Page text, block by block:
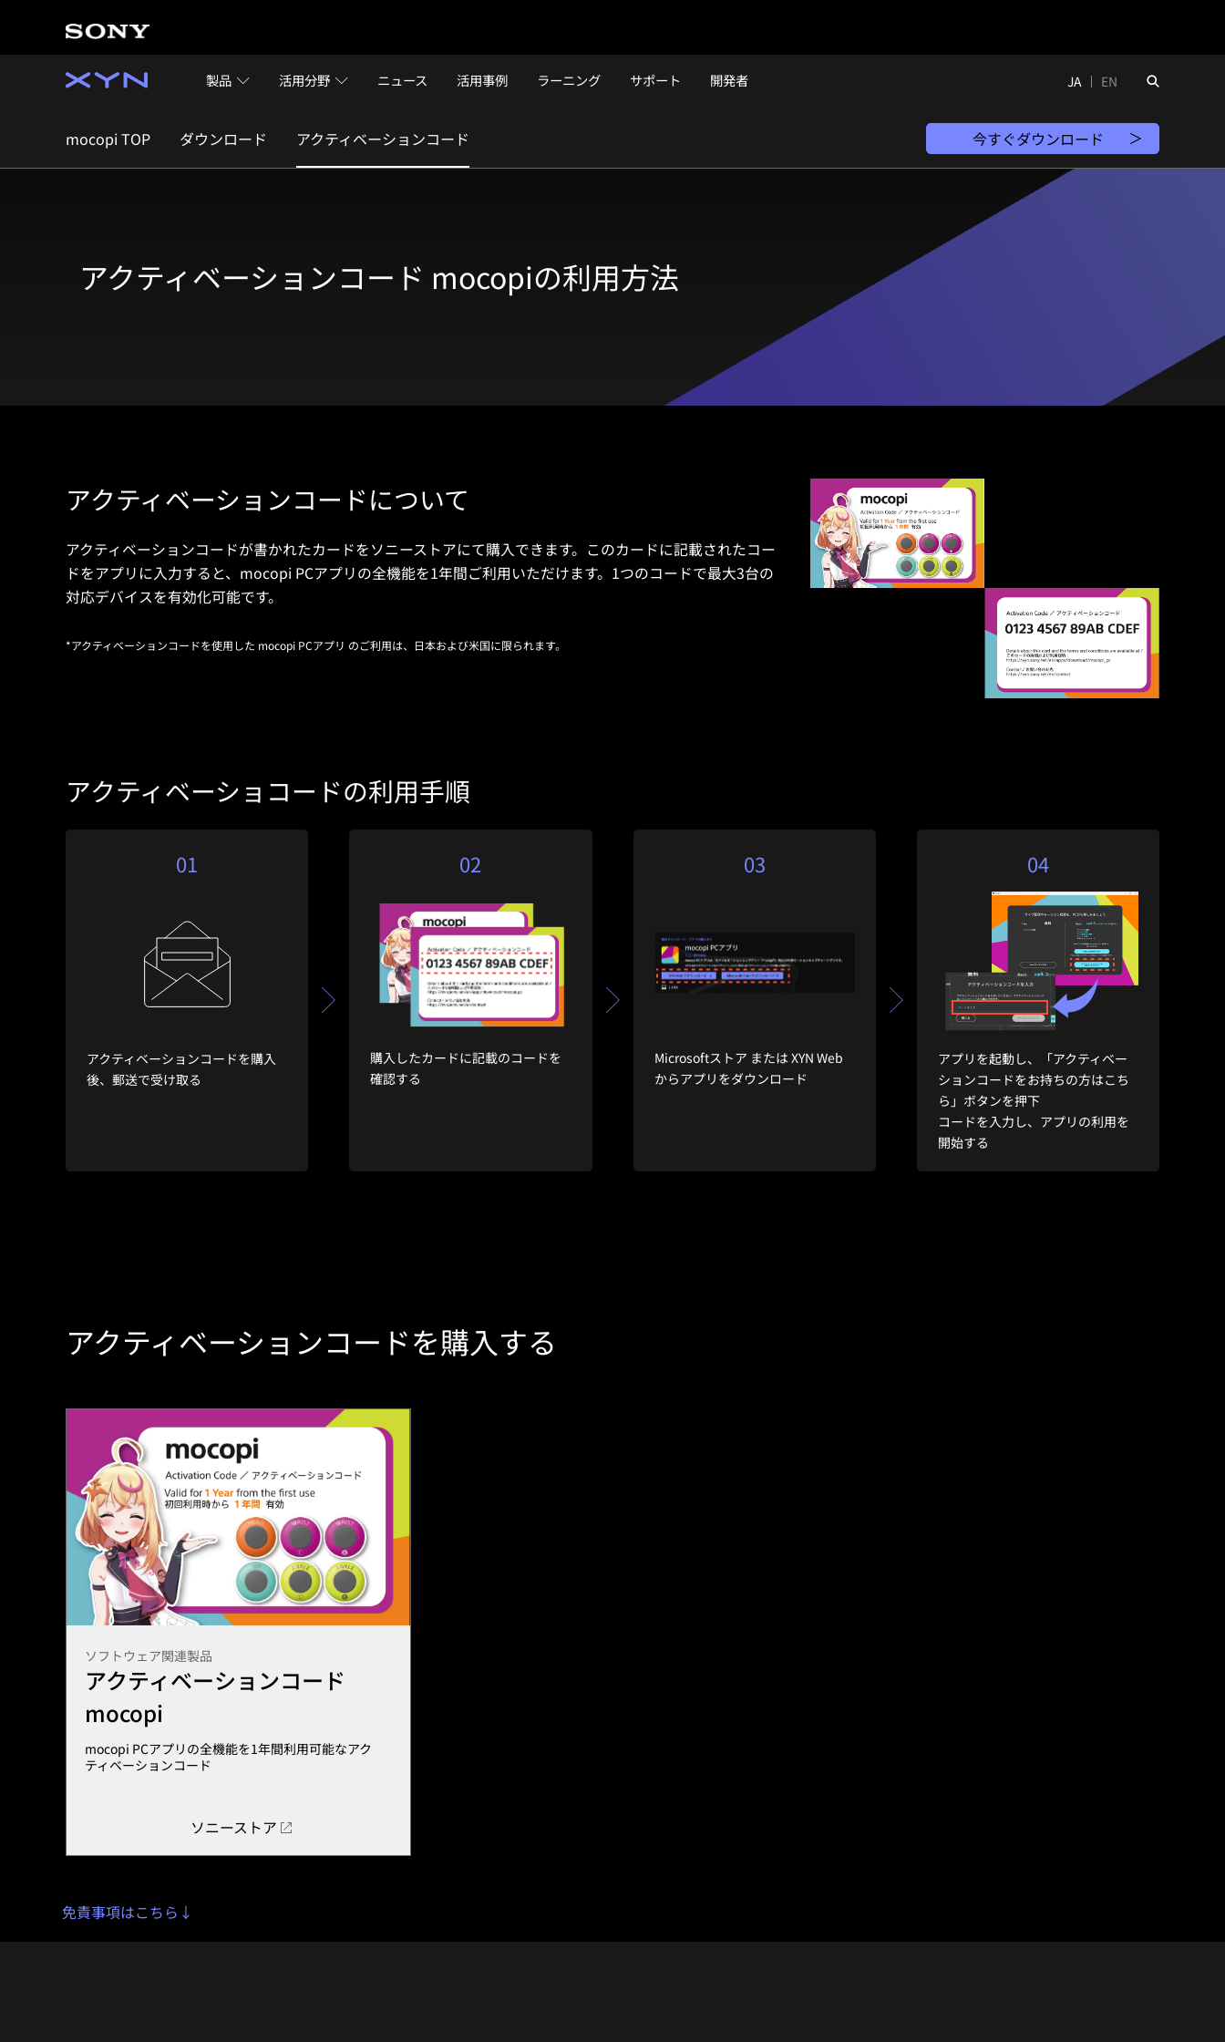
製品 活用分野 ニュース 活用事例 ラーニング サポート 開発者 JA EN
mocopi TOP ダウンロード アクティベーションコード 今すぐダウンロード
アクティベーションコード mocopiの利用方法
アクティベーションコードについて
アクティベーションコードが書かれたカードをソニーストアにて購入できます。このカードに記載されたコー
ドをアプリに入力すると、 mocopi PCアプリの全機能を1年間ご利用いただけます。1つのコードで最大3台の
対応デバイスを有効化可能です。
*アクティベーションコードを使用した mocopi PCアプリ のご利用は、日本および米国に限られます。
アクティベーショコードの利用手順
01
アクティベーションコードを購入
後、郵送で受け取る
02
購入したカードに記載のコードを
確認する
03
Microsoftストア または XYN Web
からアプリをダウンロード
04
アプリを起動し、「アクティベー
ションコードをお持ちの方はこち
ら」ボタンを押下
コードを入力し、アプリの利用を
開始する
アクティベーションコードを購入する
ソフトウェア関連製品
アクティベーションコード
mocopi
mocopi PCアプリの全機能を1年間利用可能なアク
ティベーションコード
ソニーストア
免責事項はこちら↓